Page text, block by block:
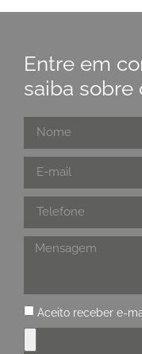
Entre em
saiba sobre
Aceito receber e-